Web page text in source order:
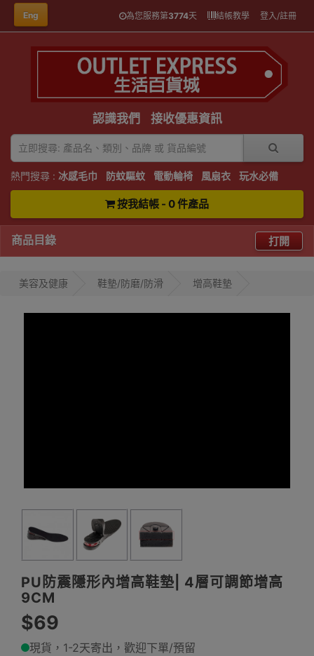
Eng 為您服務第3774天 結帳教學 登入/註冊
認識我們 接收優惠資訊
熱門搜尋 : 冰感毛巾 防蚊驅蚊 電動輪椅 風扇衣 玩水必備
按我結帳 - 0 件產品
商品目錄 打開
美容及健康 鞋墊/防磨/防滑 增高鞋墊
PU防震隱形內增高鞋墊| 4層可調節增高
9CM
$69
現貨，1-2天寄出，歡迎下單/預留